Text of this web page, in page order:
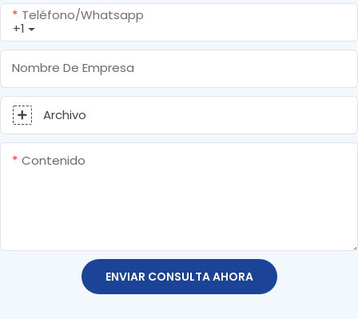
+1
Teléfono/whatsapp
Nombre De Empresa
Archivo
Contenido
ENVIAR CONSULTA AHORA